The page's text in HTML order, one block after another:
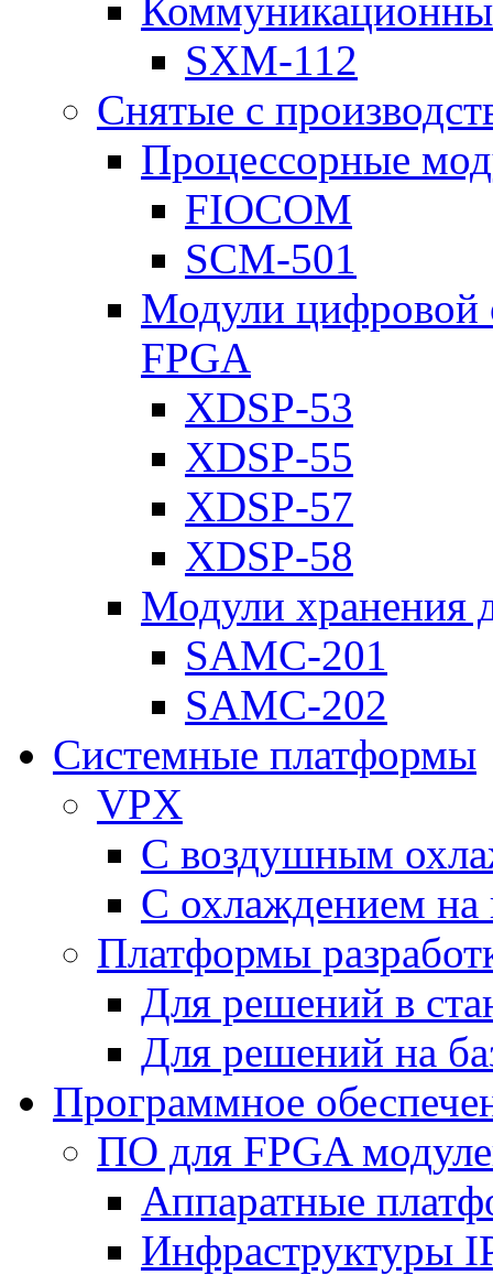
SXM-112
Снятые с
Процессорные
FIOCOM
SCM-501
Модули цифровой
FPGA
XDSP-53
XDSP-55
XDSP-57
XDSP-58
Модули хранения
SAMC-201
SAMC-202
Системные платформы
VPX
С воздушным
С охлаждением на
Платформы
Для решений в
Для решений на
Программное
ПО для FPGA
Аппаратные
Инфраструктуры